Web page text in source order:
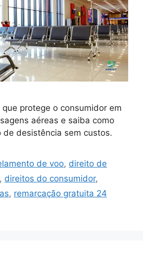
protege o consumidor em
aéreas e saiba como
de desistência sem custos.
de voo, direito de
, direitos do consumidor,
, remarcação gratuita 24